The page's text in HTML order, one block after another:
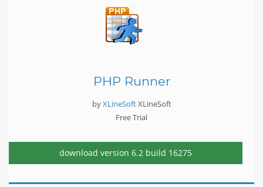
PHP Runner
byXLineSoftXLineSoft
Free Trial
download version 6.2 build 16275